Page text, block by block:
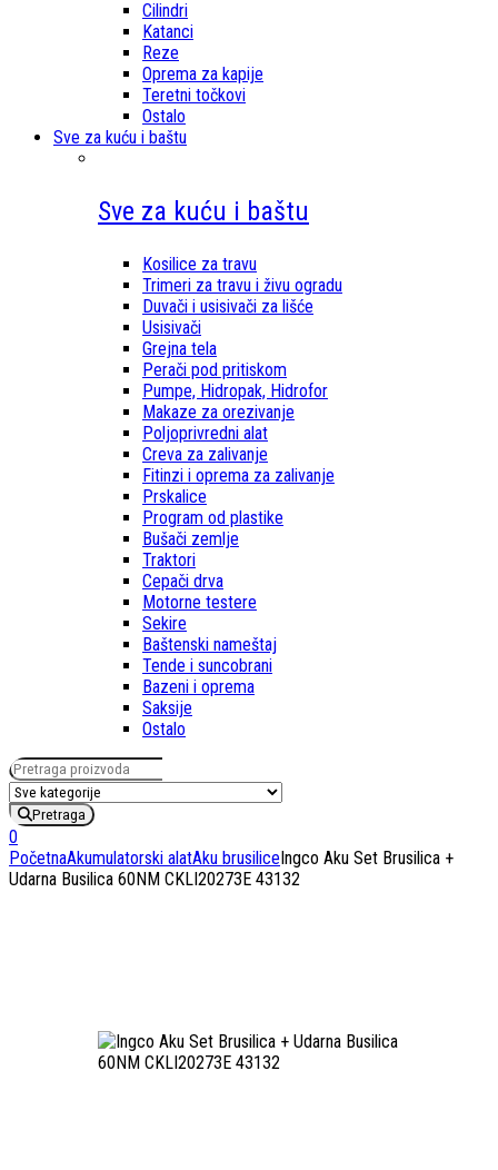
Cilindri
Katanci
Reze
Oprema za kapije
Teretni točkovi
Ostalo
Sve za kuću i baštu
Sve za kuću i baštu
Kosilice za travu
Trimeri za travu i živu ogradu
Duvači i usisivači za lišće
Usisivači
Grejna tela
Perači pod pritiskom
Pumpe, Hidropak, Hidrofor
Makaze za orezivanje
Poljoprivredni alat
Creva za zalivanje
Fitinzi i oprema za zalivanje
Prskalice
Program od plastike
Bušači zemlje
Traktori
Cepači drva
Motorne testere
Sekire
Baštenski nameštaj
Tende i suncobrani
Bazeni i oprema
Saksije
Ostalo
Pretraga za:
Pretraga
0
PočetnaAkumulatorski alatAku brusiliceIngco Aku Set Brusilica +
Udarna Busilica 60NM CKLI20273E 43132